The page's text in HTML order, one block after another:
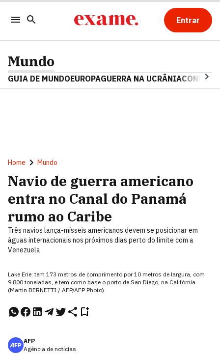
Entrar
Mundo
GUIA DE MUNDOEUROPAGUERRA NA UCRÂNIA
Home Mundo
Navio de guerra americano
entra no Canal do Panamá
rumo ao Caribe
Três navios lança-mísseis americanos devem se posicionar em
águas internacionais nos próximos dias perto do limite com a
Venezuela
Lake Erie: tem 173 metros de comprimento por 10 metros de largura, com
9.800 toneladas, e tem como base o porto de San Diego, na Califórnia
(Martin BERNETTI / AFP/AFP Photo)
AFP
Agência de notícias